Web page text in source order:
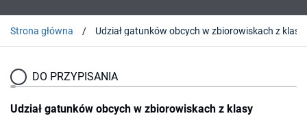
Strona główna
DO PRZYPISANIA
Udział gatunków obcych w zbiorowiskach z klasy